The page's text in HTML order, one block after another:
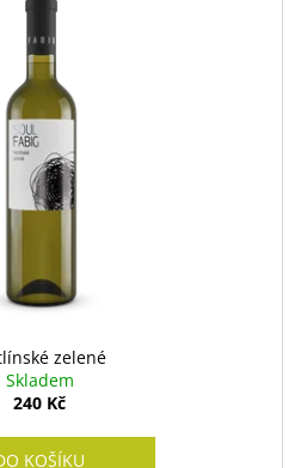
zelené
Skladem
240 Kč
KOŠÍKU